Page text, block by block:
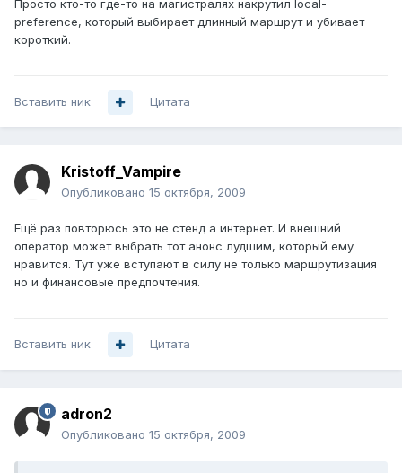
Просто кто-то где-то на магистралях накрутил local-
preference, который выбирает длинный маршрут и убивает
короткий.
Вставить ник Цитата
Kristoff_Vampire
Опубликовано 15 октября, 2009
Ещё раз повторюсь это не стенд а интернет. И внешний
оператор может выбрать тот анонс лудшим, который ему
нравится. Тут уже вступают в силу не только маршрутизация
но и финансовые предпочтения.
Вставить ник Цитата
adron2
Опубликовано 15 октября, 2009